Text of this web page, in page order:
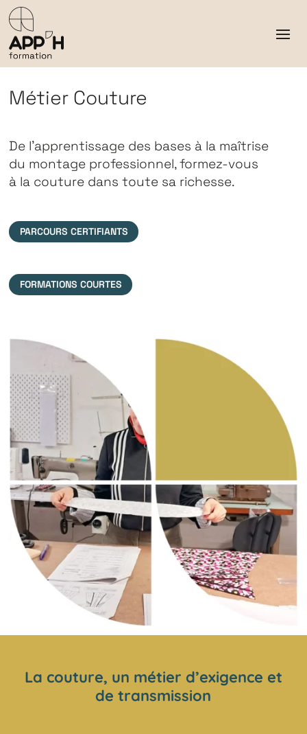
Métier Couture
De l’apprentissage des bases à la maîtrise
du montage professionnel, formez-vous
à la couture dans toute sa richesse.
PARCOURS CERTIFIANTS
FORMATIONS COURTES
La couture, un métier d’exigence et
de transmission